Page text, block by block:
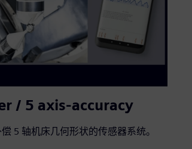
/ 5 axis-accuracy
5 轴机床几何形状的传感器系统。